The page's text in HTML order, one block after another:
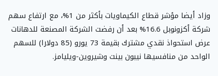
وزاد أيضا مؤشر قطاع الكيماويات بأكثر من 1%، مع ارتفاع سهم
شركة أكزونوبل 16.6% بعد أن رفضت الشركة المصنعة للدهانات
عرض استحواذ نقدي مشترك بقيمة 73 يورو (85 دولارا) للسهم
الواحد من منافسيها نيبون بينت وشيروين-ويليامز.